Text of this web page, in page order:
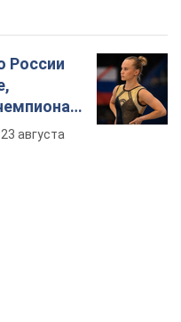
России
августа